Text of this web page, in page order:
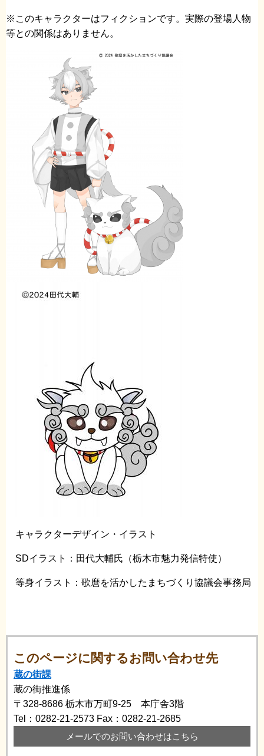
※このキャラクターはフィクションです。実際の登場人物
等との関係はありません。
キャラクターデザイン・イラスト
SDイラスト：田代大輔氏（栃木市魅力発信特使）
等身イラスト：歌麿を活かしたまちづくり協議会事務局
このページに関するお問い合わせ先
蔵の街課
蔵の街推進係
〒328-8686 栃木市万町9-25 本庁舎3階
Tel：0282-21-2573 Fax：0282-21-2685
メールでのお問い合わせはこちら